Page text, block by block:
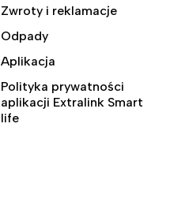
Zwroty i reklamacje
Odpady
Aplikacja
Polityka prywatności
aplikacji Extralink Smart
life